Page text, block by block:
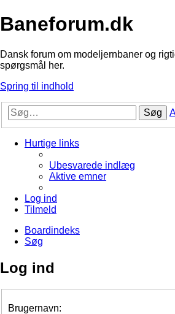
Baneforum.dk
Dansk forum om modeljernbaner og
spørgsmål her.
Spring til indhold
Søg
Hurtige links
Ubesvarede indlæg
Aktive emner
Log ind
Tilmeld
Boardindeks
Søg
Log ind
Brugernavn: